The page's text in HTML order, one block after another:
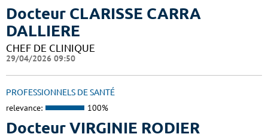
Docteur CLARISSE CARRA
DALLIERE
CHEF DE CLINIQUE
29/04/2026 09:50
PROFESSIONNELS DE SANTÉ
relevance: 100%
Docteur VIRGINIE RODIER